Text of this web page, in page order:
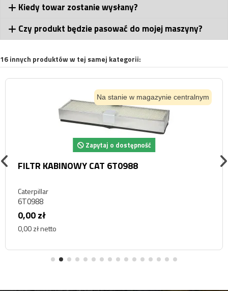
Kiedy towar zostanie wysłany?
Czy produkt będzie pasować do mojej maszyny?
16 innych produktów w tej samej kategorii:
Na stanie w magazynie centralnym
Zapytaj o dostępność
FILTR KABINOWY CAT 6T0988
Caterpillar
6T0988
0,00 zł
0,00 zł netto